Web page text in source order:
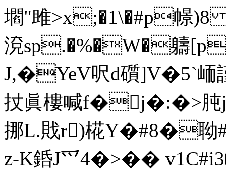
壛"雎>x;�1\�#p幜)8
渷sp.�%�W�軇[p
J,�YeV呎d礩]V�5`峏
扙眞樓喊f�j�:�>
挪L.戝r)椛Y�#8�聈
z-K銽J爫4�>��